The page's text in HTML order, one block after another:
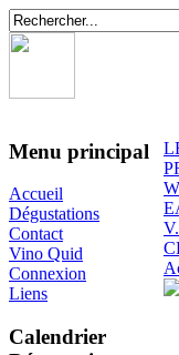
Menu principal
Accueil
Dégustations
Contact
Vino Quid
Connexion
Liens
Calendrier